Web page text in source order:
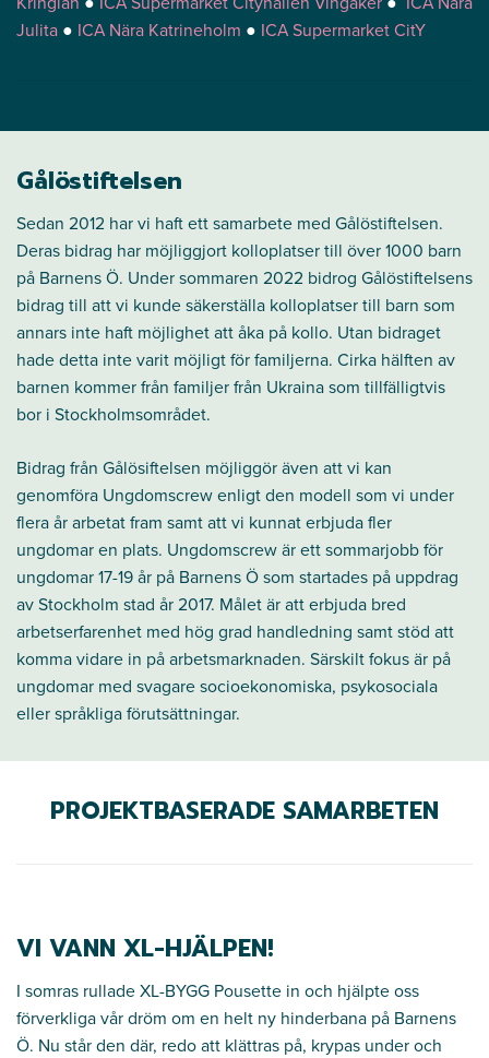
Julita ● ICA Nära Katrineholm ● ICA Supermarket CitY
Gålöstiftelsen
Sedan 2012 har vi haft ett samarbete med Gålöstiftelsen.
Deras bidrag har möjliggjort kolloplatser till över 1000 barn
på Barnens Ö. Under sommaren 2022 bidrog Gålöstiftelsens
bidrag till att vi kunde säkerställa kolloplatser till barn som
annars inte haft möjlighet att åka på kollo. Utan bidraget
hade detta inte varit möjligt för familjerna. Cirka hälften av
barnen kommer från familjer från Ukraina som tillfälligtvis
bor i Stockholmsområdet.
Bidrag från Gålösiftelsen möjliggör även att vi kan
genomföra Ungdomscrew enligt den modell som vi under
flera år arbetat fram samt att vi kunnat erbjuda fler
ungdomar en plats. Ungdomscrew är ett sommarjobb för
ungdomar 17-19 år på Barnens Ö som startades på uppdrag
av Stockholm stad år 2017. Målet är att erbjuda bred
arbetserfarenhet med hög grad handledning samt stöd att
komma vidare in på arbetsmarknaden. Särskilt fokus är på
ungdomar med svagare socioekonomiska, psykosociala
eller språkliga förutsättningar.
PROJEKTBASERADE SAMARBETEN
VI VANN XL-HJÄLPEN!
I somras rullade XL-BYGG Pousette in och hjälpte oss
förverkliga vår dröm om en helt ny hinderbana på Barnens
Ö. Nu står den där, redo att klättras på, krypas under och